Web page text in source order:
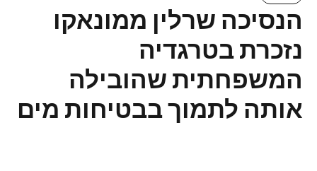
הנסיכה שרלין ממונאקו
נזכרת בטרגדיה
המשפחתית שהובילה
אותה לתמוך בבטיחות מים